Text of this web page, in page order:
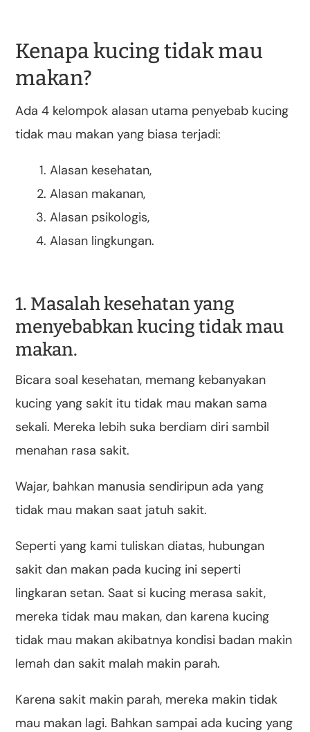
Kenapa kucing tidak mau
makan?
Ada 4 kelompok alasan utama penyebab kucing
tidak mau makan yang biasa terjadi:
Alasan kesehatan,
Alasan makanan,
Alasan psikologis,
Alasan lingkungan.
1. Masalah kesehatan yang
menyebabkan kucing tidak mau
makan.
Bicara soal kesehatan, memang kebanyakan
kucing yang sakit itu tidak mau makan sama
sekali. Mereka lebih suka berdiam diri sambil
menahan rasa sakit.
Wajar, bahkan manusia sendiripun ada yang
tidak mau makan saat jatuh sakit.
Seperti yang kami tuliskan diatas, hubungan
sakit dan makan pada kucing ini seperti
lingkaran setan. Saat si kucing merasa sakit,
mereka tidak mau makan, dan karena kucing
tidak mau makan akibatnya kondisi badan makin
lemah dan sakit malah makin parah.
Karena sakit makin parah, mereka makin tidak
mau makan lagi. Bahkan sampai ada kucing yang